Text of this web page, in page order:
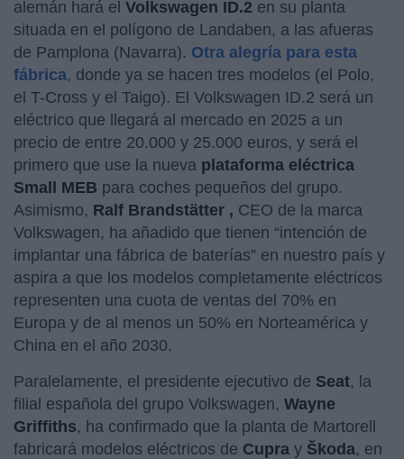
alemán hará el Volkswagen ID.2 en su planta
situada en el polígono de Landaben, a las afueras
de Pamplona (Navarra). Otra alegría para esta
fábrica, donde ya se hacen tres modelos (el Polo,
el T-Cross y el Taigo). El Volkswagen ID.2 será un
eléctrico que llegará al mercado en 2025 a un
precio de entre 20.000 y 25.000 euros, y será el
primero que use la nueva plataforma eléctrica
Small MEB para coches pequeños del grupo.
Asimismo, Ralf Brandstätter , CEO de la marca
Volkswagen, ha añadido que tienen “intención de
implantar una fábrica de baterías” en nuestro país y
aspira a que los modelos completamente eléctricos
representen una cuota de ventas del 70% en
Europa y de al menos un 50% en Norteamérica y
China en el año 2030.
Paralelamente, el presidente ejecutivo de Seat, la
filial española del grupo Volkswagen, Wayne
Griffiths, ha confirmado que la planta de Martorell
fabricará modelos eléctricos de Cupra y Škoda, en